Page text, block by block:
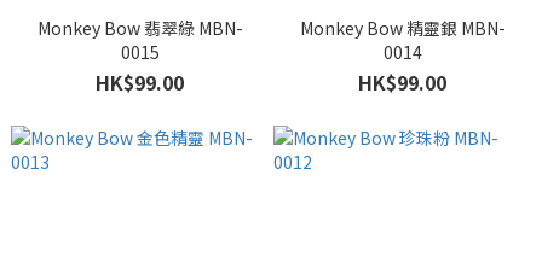
Monkey Bow 翡翠綠 MBN-
0015
HK$99.00
Monkey Bow 精靈銀 MBN-
0014
HK$99.00